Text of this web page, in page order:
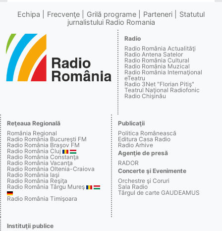
Echipa Frecvenţe Grilă programe Parteneri
Statutul
jurnalistului Radio Romania
Radio
Radio România Actualităţi
Radio Antena Satelor
Radio România Cultural
Radio România Muzical
Radio România Internaţional
eTeatru
Radio 3Net "Florian Pitiş"
Teatrul Naţional Radiofonic
Radio Chişinău
Reţeaua Regională
România Regional
Radio România Bucureşti FM
Radio România Braşov FM
Radio România Cluj
Radio România Constanţa
Radio România Vacanţa
Radio România Oltenia-Craiova
Radio România Iaşi
Radio România Reşiţa
Radio România Târgu Mureş
Radio România Timişoara
Publicaţii
Politica Românească
Editura Casa Radio
Radio Arhive
Agenţie de presă
RADOR
Concerte şi Evenimente
Orchestre şi Coruri
Sala Radio
Târgul de carte GAUDEAMUS
Instituţii publice